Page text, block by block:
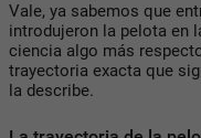
Vale, ya sabemos que
introdujeron la pelota en
ciencia algo más
trayectoria exacta que
la describe.